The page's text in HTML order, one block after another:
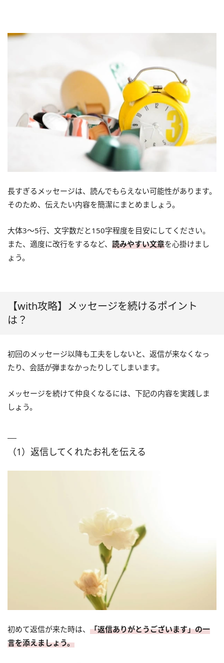
長すぎるメッセージは、読んでもらえない可能性があります。
そのため、伝えたい内容を簡潔にまとめましょう。
大体3～5行、文字数だと150字程度を目安にしてください。
また、適度に改行をするなど、 読みやすい文章を心掛けまし
ょう。
【with攻略】メッセージを続けるポイント
は？
初回のメッセージ以降も工夫をしないと、返信が来なくなっ
たり、会話が弾まなかったりしてしまいます。
メッセージを続けて仲良くなるには、下記の内容を実践しま
しょう。
（1）返信してくれたお礼を伝える
初めて返信が来た時は、 「返信ありがとうございます」の一
言を添えましょう。